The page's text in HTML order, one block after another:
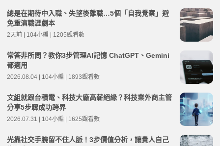
總是在期待中入職、失望後離職…5個「自我覺察」避
免重演職涯劇本
2天前 | 104小編 | 1205觀看數
常答非所問？教你3步管理AI記憶 ChatGPT、Gemini
都適用
2026.08.04 | 104小編 | 1893觀看數
文組就跟台積電、科技大廠高薪絕緣？科技業外商主管
分享5步驟成功跨界
2026.07.31 | 104小編 | 1625觀看數
光靠社交手腕留不住人脈！3步價值分析，讓貴人自己